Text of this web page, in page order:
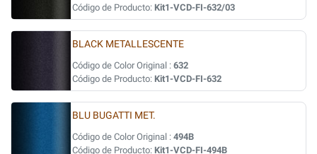
Código de Producto: Kit1-VCD-FI-632/03
BLACK METALLESCENTE
Código de Color Original : 632
Código de Producto: Kit1-VCD-FI-632
BLU BUGATTI MET.
Código de Color Original : 494B
Código de Producto: Kit1-VCD-FI-494B